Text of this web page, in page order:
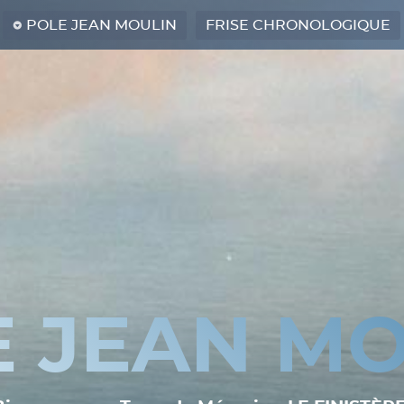
POLE JEAN MOULIN FRISE CHRONOLOGIQUE
JEAN